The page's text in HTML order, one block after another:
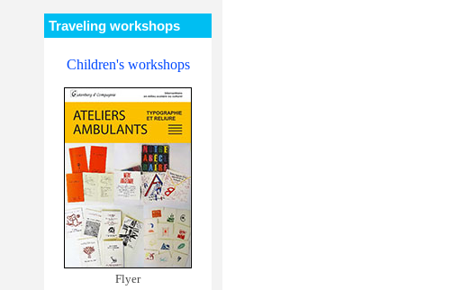
Traveling workshops
Children's workshops
Flyer